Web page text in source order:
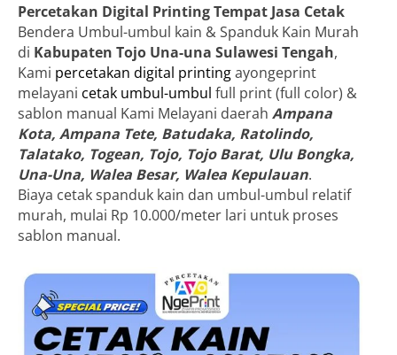
Percetakan Digital Printing Tempat Jasa Cetak
Bendera Umbul-umbul kain & Spanduk Kain Murah
di Kabupaten Tojo Una-una Sulawesi Tengah,
Kami percetakan digital printingayongeprint
melayani cetak umbul-umbul full print (full color) &
sablon manual Kami Melayani daerah Ampana
Kota, Ampana Tete, Batudaka, Ratolindo,
Talatako, Togean, Tojo, Tojo Barat, Ulu Bongka,
Una-Una, Walea Besar, Walea Kepulauan.
Biaya cetak spanduk kain dan umbul-umbul relatif
murah, mulai Rp 10.000/meter lari untuk proses
sablon manual.